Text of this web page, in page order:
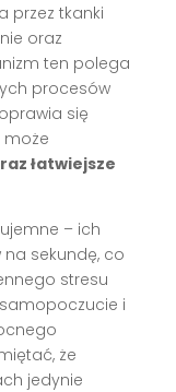
przez tkanki
oraz
ten polega
procesów
się
może
łatwiejsze
– ich
sekundę, co
stresu
i
że
jedynie